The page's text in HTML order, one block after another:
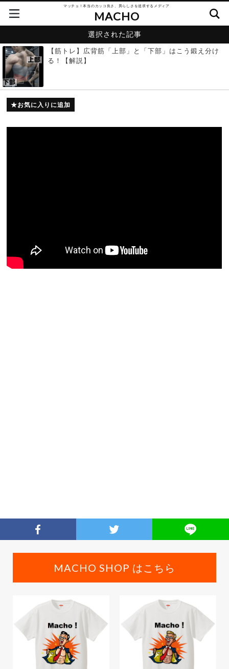
マッチョ！本当のカッコ良さ、男らしさを追求するメディア
MACHO
選択された記事
【筋トレ】広背筋「上部」と「下部」はこう鍛え分け
る！【解説】
お気に入りに追加
MACHO SHOP はこちら